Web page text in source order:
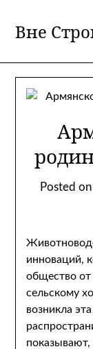
content
Вне
Posted on
инноваций,
общество от
сельскому
возникла